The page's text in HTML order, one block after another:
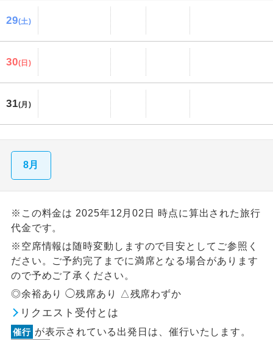
29(土)
30(日)
31(月)
8月
※この料金は 2025年12月02日 時点に算出された旅行
代金です。
※空席情報は随時変動しますので目安としてご参照く
ださい。ご予約完了までに満席となる場合があります
ので予めご了承ください。
◎余裕あり ◯残席あり △残席わずか
リクエスト受付とは
催行 が表示されている出発日は、催行いたします。